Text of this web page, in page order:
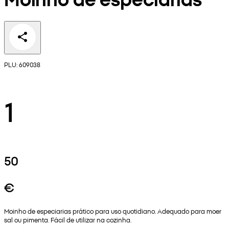
PLU: 609038
1
50
€
Moinho de especiarias prático para uso quotidiano. Adequado para moer
sal ou pimenta. Fácil de utilizar na cozinha.